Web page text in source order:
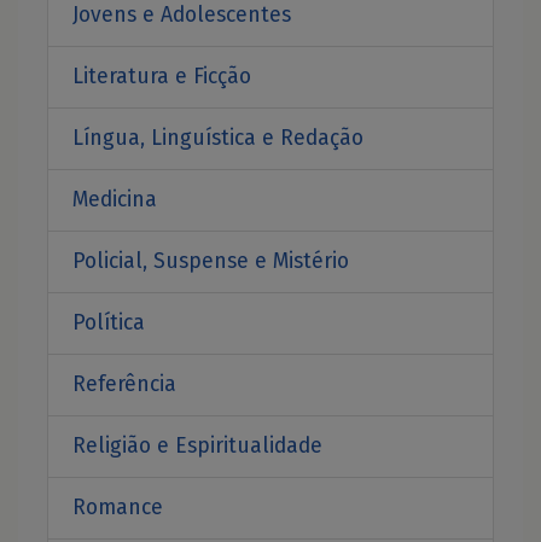
Jovens e Adolescentes
Literatura e Ficção
Língua, Linguística e Redação
Medicina
Policial, Suspense e Mistério
Política
Referência
Religião e Espiritualidade
Romance